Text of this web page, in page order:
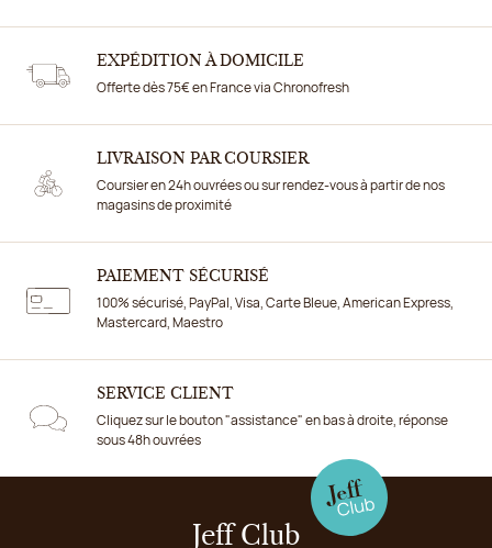
EXPÉDITION À DOMICILE
Offerte dès 75€ en France via Chronofresh
LIVRAISON PAR COURSIER
Coursier en 24h ouvrées ou sur rendez-vous à partir de nos
magasins de proximité
PAIEMENT SÉCURISÉ
100% sécurisé, PayPal, Visa, Carte Bleue, American Express,
Mastercard, Maestro
SERVICE CLIENT
Cliquez sur le bouton "assistance" en bas à droite, réponse
sous 48h ouvrées
Jeff Club